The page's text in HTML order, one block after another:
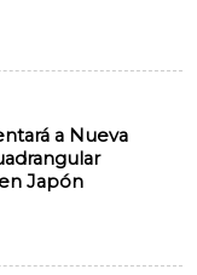
a Nueva
Japón